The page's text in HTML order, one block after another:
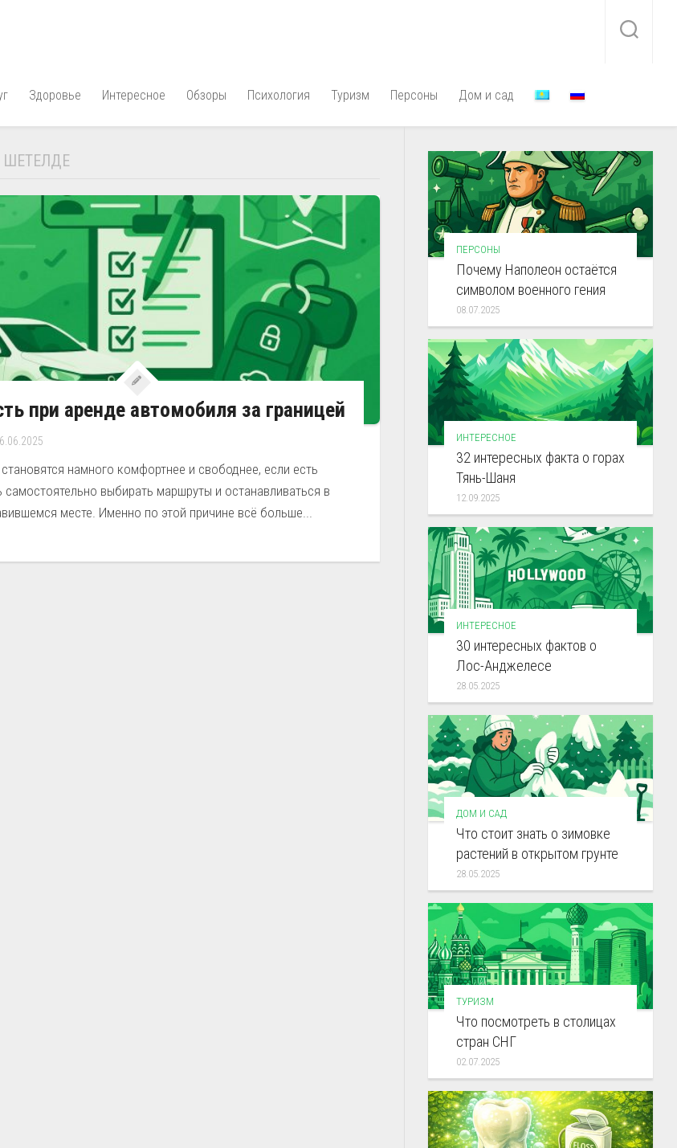
Здоровье Интересное Обзоры Психология Туризм Персоны Дом и сад
ШЕТЕЛДЕ
при аренде автомобиля за границей
намного комфортнее и свободнее, если есть
выбирать маршруты и останавливаться в
месте. Именно по этой причине всё больше...
ПЕРСОНЫ
Почему Наполеон остаётся
символом военного гения
08.07.2025
ИНТЕРЕСНОЕ
32 интересных факта о горах
Тянь-Шаня
12.09.2025
ИНТЕРЕСНОЕ
30 интересных фактов о
Лос-Анджелесе
28.05.2025
ДОМ И САД
Что стоит знать о зимовке
растений в открытом грунте
28.05.2025
ТУРИЗМ
Что посмотреть в столицах
стран СНГ
02.07.2025